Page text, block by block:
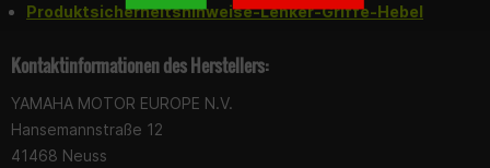
Produktsicherheitshinweise-Lenker-Griffe-Hebel
Kontaktinformationen des Herstellers:
YAMAHA MOTOR EUROPE N.V.
Hansemannstraße 12
41468 Neuss